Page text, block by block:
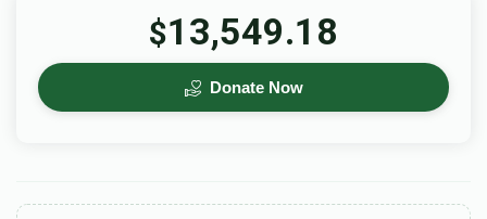
$13,549.18
Donate Now